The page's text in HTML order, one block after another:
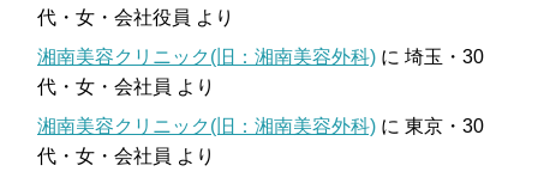
代・女・会社役員 より
湘南美容クリニック(旧：湘南美容外科) に 埼玉・30
代・女・会社員 より
湘南美容クリニック(旧：湘南美容外科) に 東京・30
代・女・会社員 より